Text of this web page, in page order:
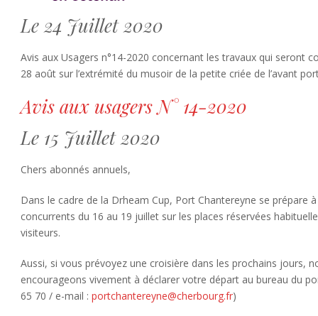
Le 24 Juillet 2020
Avis aux Usagers n°14-2020 concernant les travaux qui seront
28 août sur l’extrémité du musoir de la petite criée de l’avant
Avis aux usagers N° 14-2020
Le 15 Juillet 2020
Chers abonnés annuels,
Dans le cadre de la Drheam Cup, Port Chantereyne se prépare
concurrents du 16 au 19 juillet sur les places réservées
visiteurs.
Aussi, si vous prévoyez une croisière dans les prochains jours,
encourageons vivement à déclarer votre départ au bureau du
65 70 / e-mail : portchantereyne@cherbourg.fr)